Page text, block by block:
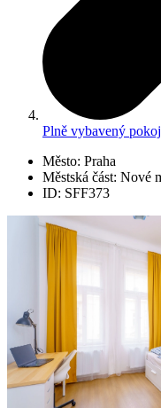
Plně vybavený
Město: Praha
Městská část: Nové
ID: SFF373